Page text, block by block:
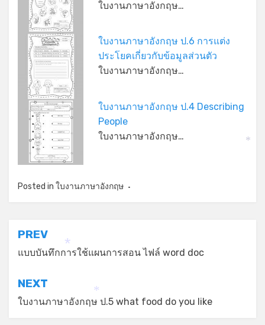
ใบงานภาษาอังกฤษ…
ใบงานภาษาอังกฤษ ป.6 การแต่ง
ประโยคเกี่ยวกับข้อมูลส่วนตัว
ใบงานภาษาอังกฤษ…
ใบงานภาษาอังกฤษ ป.4 Describing
People
ใบงานภาษาอังกฤษ…
Posted in ใบงานภาษาอังกฤษ
แนะแนว
เรื่อง
PREV
แบบบันทึกการใช้แผนการสอน ไฟล์ word doc
NEXT
ใบงานภาษาอังกฤษ ป.5 what food do you like
*
*
*